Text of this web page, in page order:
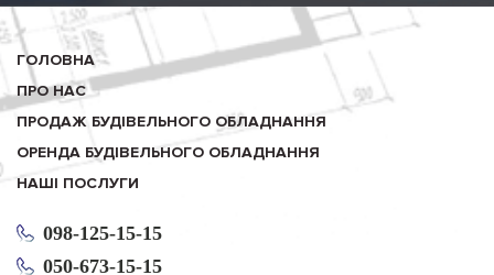
ГОЛОВНА
ПРО НАС
ПРОДАЖ БУДІВЕЛЬНОГО ОБЛАДНАННЯ
ОРЕНДА БУДІВЕЛЬНОГО ОБЛАДНАННЯ
НАШІ ПОСЛУГИ
098-125-15-15
050-673-15-15